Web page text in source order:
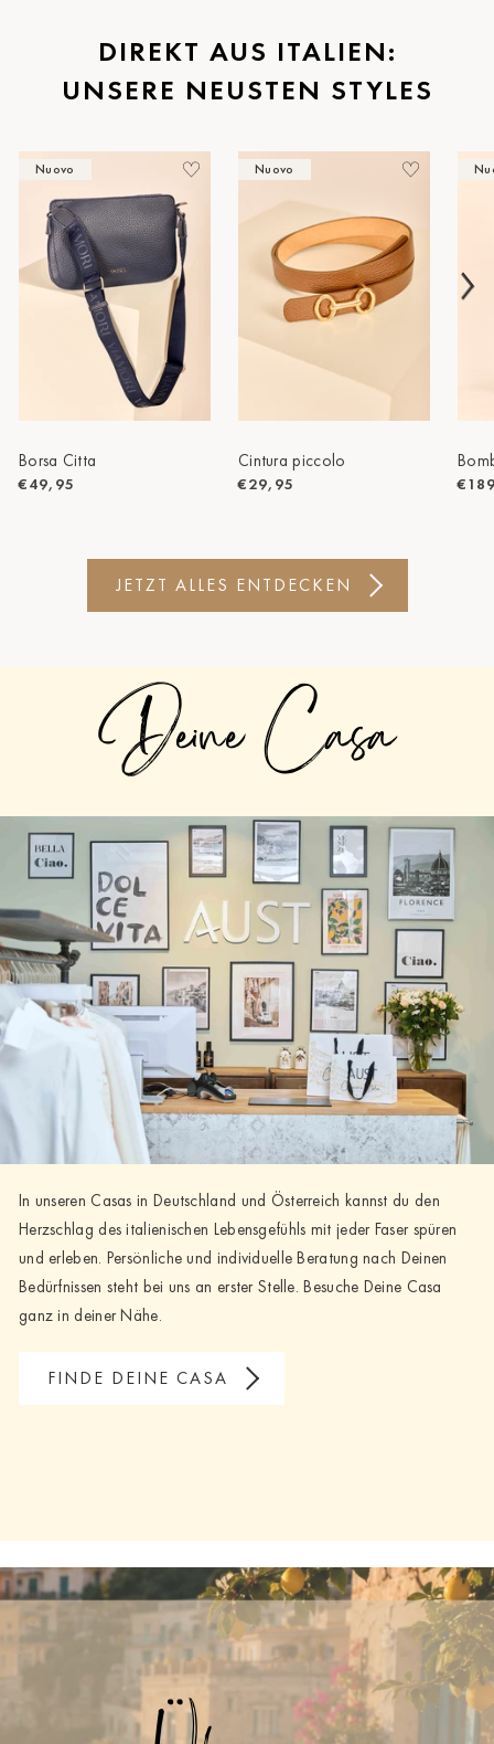
St.Pölten
Staufen
Timmendorf
Tulln
Tuttlingen
Wien Hietzing (13.Bez.)
Zwettl
DIREKT AUS ITALIEN:
UNSERE NEUSTEN STYLES
Nuovo
Borsa Citta
€49,95
Nuovo
Cintura piccolo
€29,95
JETZT ALLES ENTDECKEN
Deine Casa
In unseren Casas in Deutschland und Österreich kannst du den
Herzschlag des italienischen Lebensgefühls mit jeder Faser spüren
und erleben. Persönliche und individuelle Beratung nach Deinen
Bedürfnissen steht bei uns an erster Stelle. Besuche Deine Casa
ganz in deiner Nähe.
FINDE DEINE CASA